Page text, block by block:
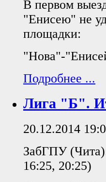
В первом
"Енисею" не
площадки:
"Нова"-
Подробнее ...
Лига "Б".
20.12.2014
ЗабГПУ
16:25, 20:25)